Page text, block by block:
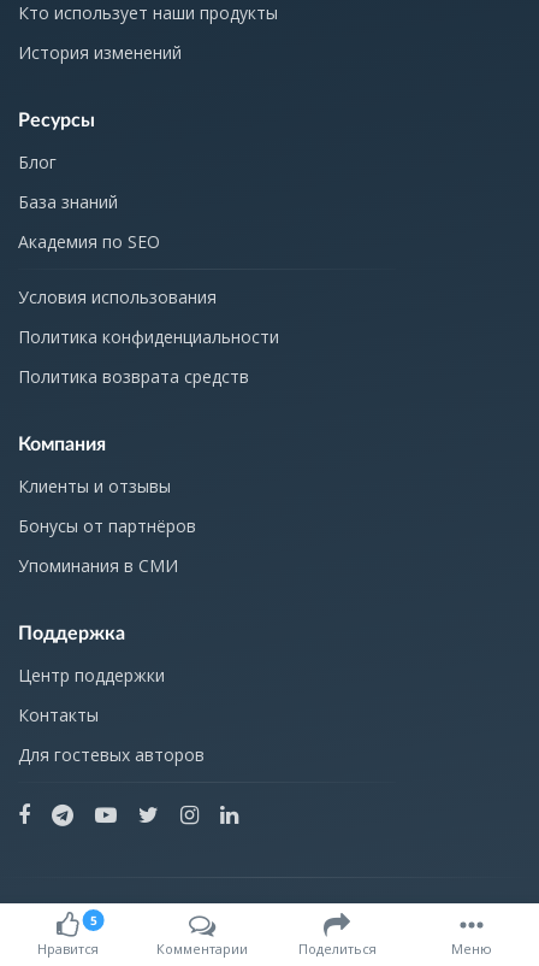
5
Нравится Комментарии Поделиться Меню
Кто использует наши продукты
История изменений
Ресурсы
Блог
База знаний
Академия по SEO
Условия использования
Политика конфиденциальности
Политика возврата средств
Компания
Клиенты и отзывы
Бонусы от партнёров
Упоминания в СМИ
Поддержка
Центр поддержки
Контакты
Для гостевых авторов
Разработано в 2010 г. агентством